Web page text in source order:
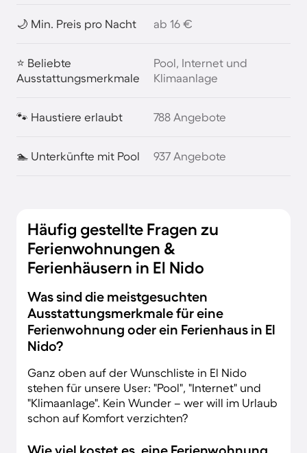
🌙 Min. Preis pro Nacht ab 16 €
⭐ Beliebte
Ausstattungsmerkmale
Pool, Internet und
Klimaanlage
🐾 Haustiere erlaubt 788 Angebote
🏊 Unterkünfte mit Pool 937 Angebote
Häufig gestellte Fragen zu
Ferienwohnungen &
Ferienhäusern in El Nido
Was sind die meistgesuchten
Ausstattungsmerkmale für eine
Ferienwohnung oder ein Ferienhaus in El
Nido?
Ganz oben auf der Wunschliste in El Nido
stehen für unsere User: "Pool", "Internet" und
"Klimaanlage". Kein Wunder – wer will im Urlaub
schon auf Komfort verzichten?